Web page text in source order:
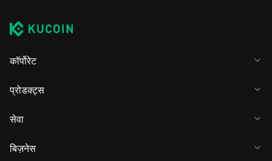
कॉर्पोरेट
प्रोडक्ट्स
सेवा
बिज़नेस